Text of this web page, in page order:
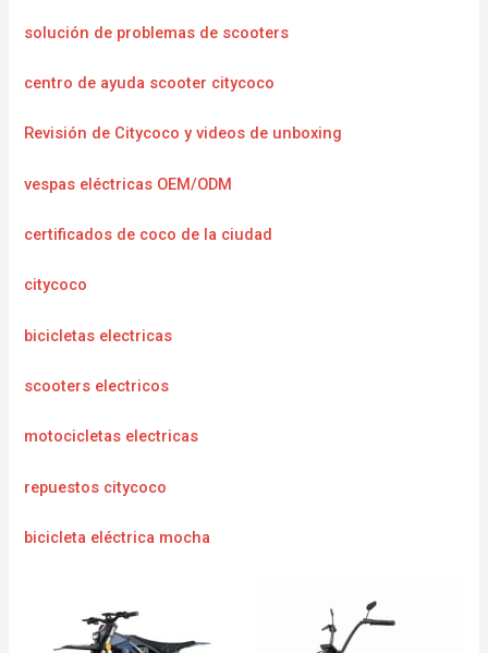
solución de problemas de scooters
centro de ayuda scooter citycoco
Revisión de Citycoco y videos de unboxing
vespas eléctricas OEM/ODM
certificados de coco de la ciudad
citycoco
bicicletas electricas
scooters electricos
motocicletas electricas
repuestos citycoco
bicicleta eléctrica mocha